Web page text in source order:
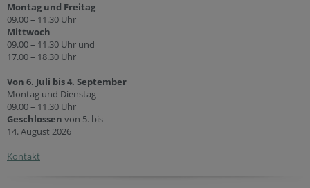
Montag und Freitag
09.00 – 11.30 Uhr
Mittwoch
09.00 – 11.30 Uhr und
17.00 – 18.30 Uhr
Von 6. Juli bis 4. September
Montag und Dienstag
09.00 – 11.30 Uhr
Geschlossen von 5. bis
14. August 2026
Kontakt